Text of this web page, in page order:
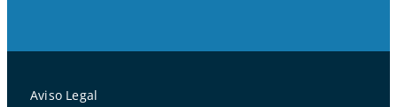
Aviso Legal